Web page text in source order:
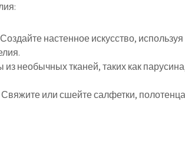
настенное искусство, используя
необычных тканей, таких как
или сшейте салфетки,